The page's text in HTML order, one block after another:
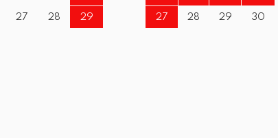
27 28 29 27 28 29 30